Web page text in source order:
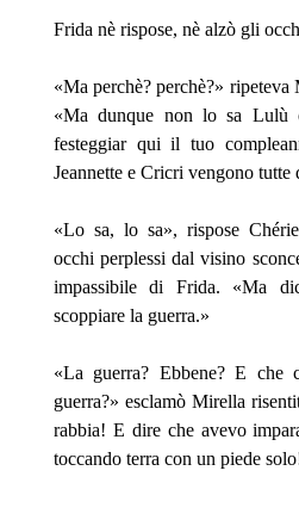
Frida nè rispose, nè alzò gli
«Ma perchè? perchè?»
«Ma dunque non lo sa Lulù
festeggiar qui il tuo
Jeannette e Cricri vengono tutte
«Lo sa, lo sa», rispose
occhi perplessi dal visino
impassibile di Frida. «Ma
scoppiare la guerra.»
«La guerra? Ebbene? E che
guerra?» esclamò Mirella
rabbia! E dire che avevo
toccando terra con un piede